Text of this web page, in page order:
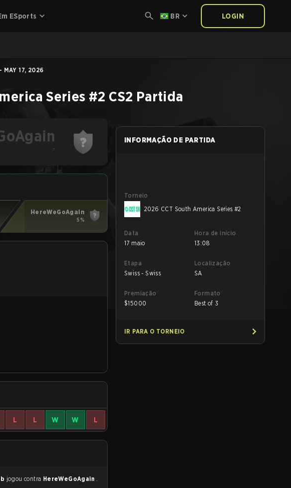
ESports BR LOGIN
MAY 17, 2026
Series #2 CS2 Partida
-
HereWeGoAgain
5%
L L W W L
jogou contra HereWeGoAgain .
INFORMAÇÃO DE PARTIDA
Torneio
2026 CCT South America Series #2
Data
17 maio
Hora de início
13:08
Etapa
Swiss - Swiss
Localização
SA
Premiação
$15000
Formato
Best of 3
IR PARA O TORNEIO